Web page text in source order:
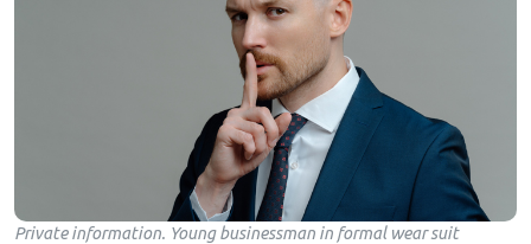
Private information. Young businessman in formal wear suit